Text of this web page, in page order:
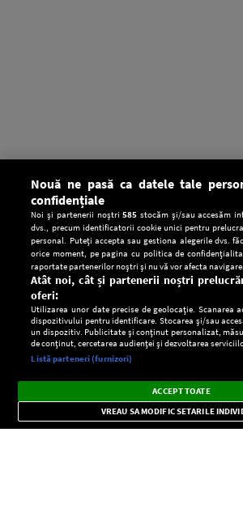
Setări:
Dark
Mode
Radio live, podcasturi, știri și alerte
importante.
Nouă ne pasă ca datele tale
confidențiale
Noi și partenerii noștri585 stocăm și/sau accesăm
dvs., precum identificatorii cookie unici pentru
personal. Puteți accepta sau gestiona alegerile dvs.
orice moment, pe pagina cu politica de
raportate partenerilor noștri și nu vă vor afecta
Atât noi, cât și partenerii noștri
oferi:
Utilizarea unor date precise de geolocație. Scanarea
dispozitivului pentru identificare. Stocarea și/sau
un dispozitiv. Publicitate și conținut personalizat,
de conținut, cercetarea audienței și dezvoltarea
Listă parteneri (furnizori)
ACCEPT TOATE
VREAU SA MODIFIC SETARILE